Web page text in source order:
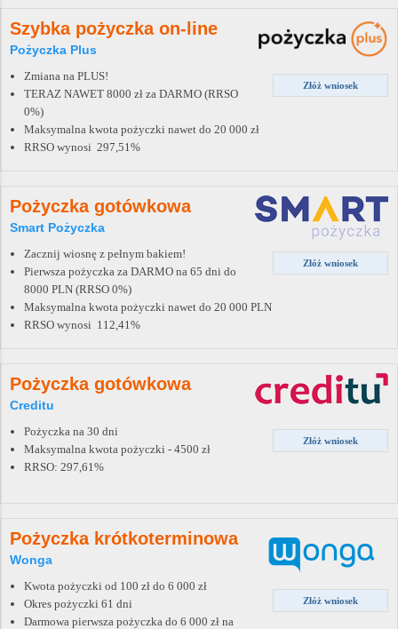
Szybka pożyczka on-line
Pożyczka Plus
Złóż wniosek
Zmiana na PLUS!
TERAZ NAWET 8000 zł za DARMO (RRSO
0%)
Maksymalna kwota pożyczki nawet do 20 000 zł
RRSO wynosi 297,51%
Pożyczka gotówkowa
Smart Pożyczka
Złóż wniosek
Zacznij wiosnę z pełnym bakiem!
Pierwsza pożyczka za DARMO na 65 dni do
8000 PLN (RRSO 0%)
Maksymalna kwota pożyczki nawet do 20 000 PLN
RRSO wynosi 112,41%
Pożyczka gotówkowa
Creditu
Złóż wniosek
Pożyczka na 30 dni
Maksymalna kwota pożyczki - 4500 zł
RRSO: 297,61%
Pożyczka krótkoterminowa
Wonga
Złóż wniosek
Kwota pożyczki od 100 zł do 6 000 zł
Okres pożyczki 61 dni
Darmowa pierwsza pożyczka do 6 000 zł na